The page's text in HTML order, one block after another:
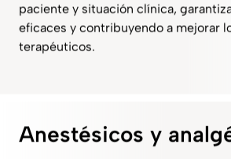
paciente y situación clínica,
eficaces y contribuyendo a mejorar
terapéuticos.
Anestésicos y